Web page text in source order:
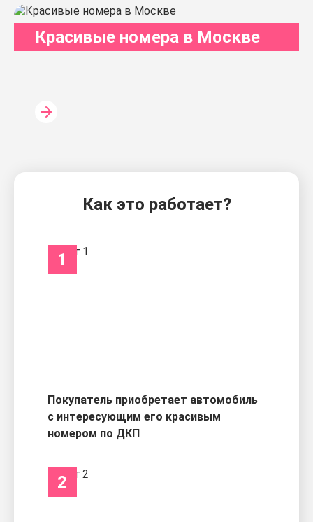
Красивые номера в Москве
Как это работает?
1
Покупатель приобретает автомобиль
с интересующим его красивым
номером по ДКП
2